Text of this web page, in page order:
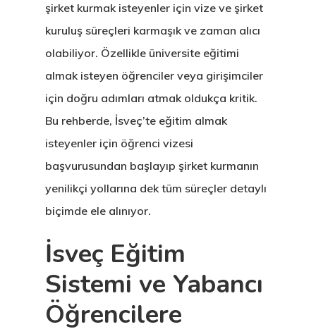
şirket kurmak isteyenler için vize ve şirket
kuruluş süreçleri karmaşık ve zaman alıcı
olabiliyor. Özellikle üniversite eğitimi
almak isteyen öğrenciler veya girişimciler
için doğru adımları atmak oldukça kritik.
Bu rehberde, İsveç’te eğitim almak
isteyenler için öğrenci vizesi
başvurusundan başlayıp şirket kurmanın
yenilikçi yollarına dek tüm süreçler detaylı
biçimde ele alınıyor.
İsveç Eğitim
Sistemi ve Yabancı
Öğrencilere